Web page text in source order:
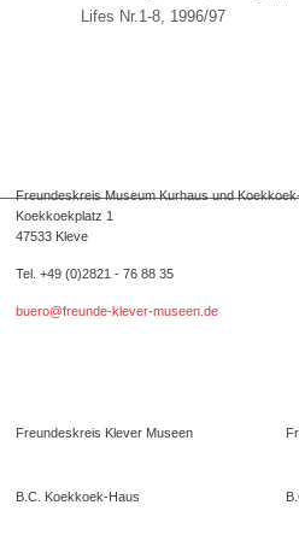
Lifes Nr.1-8, 1996/97
Freundeskreis Museum Kurhaus und
Koekkoekplatz 1
47533 Kleve
Tel. +49 (0)2821 - 76 88 35
buero@freunde-klever-museen.de
Freundeskreis Klever Museen
B.C. Koekkoek-Haus